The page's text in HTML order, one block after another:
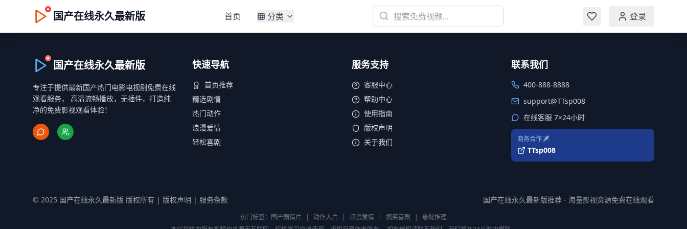
国产在线永久最新版 首页 分类 登录
国产在线永久最新版
专注于提供最新国产热门电影电视剧免费在线
观看服务， 高清流畅播放，无插件，打造纯
净的免费影视观看体验！
快速导航
首页推荐
精选剧情
热门动作
浪漫爱情
轻松喜剧
服务支持
客服中心
帮助中心
使用指南
版权声明
关于我们
联系我们
400-888-8888
support@TTsp008
在线客服 7×24小时
商务合作✈️
TTsp008
© 2025 国产在线永久最新版 版权所有 | 版权声明 | 服务条款 国产在线永久最新版推荐 - 海量影视资源免费在线观看
热门标签： 国产剧情片 | 动作大片 | 浪漫爱情 | 搞笑喜剧 |
悬疑推理